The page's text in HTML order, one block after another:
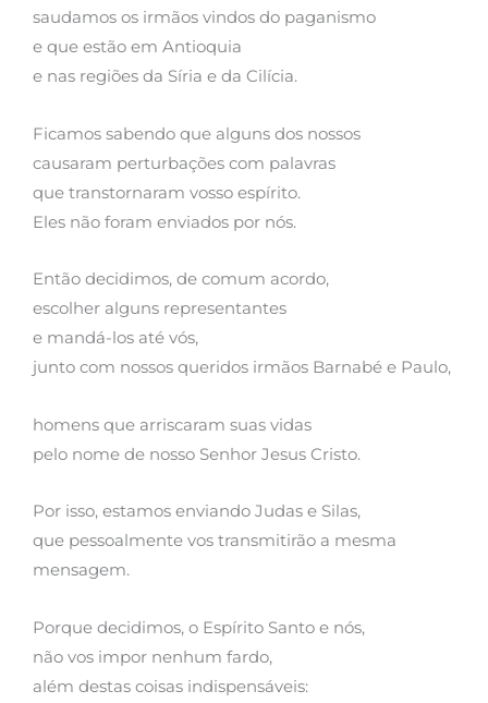
saudamos os irmãos vindos do paganismo
e que estão em Antioquia
e nas regiões da Síria e da Cilícia.
Ficamos sabendo que alguns dos nossos
causaram perturbações com palavras
que transtornaram vosso espírito.
Eles não foram enviados por nós.
Então decidimos, de comum acordo,
escolher alguns representantes
e mandá-los até vós,
junto com nossos queridos irmãos Barnabé e Paulo,
homens que arriscaram suas vidas
pelo nome de nosso Senhor Jesus Cristo.
Por isso, estamos enviando Judas e Silas,
que pessoalmente vos transmitirão a mesma
mensagem.
Porque decidimos, o Espírito Santo e nós,
não vos impor nenhum fardo,
além destas coisas indispensáveis: